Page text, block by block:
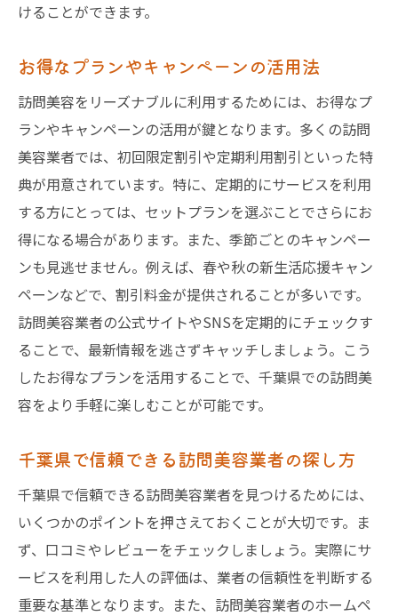
けることができます。
お得なプランやキャンペーンの活用法
訪問美容をリーズナブルに利用するためには、お得なプ
ランやキャンペーンの活用が鍵となります。多くの訪問
美容業者では、初回限定割引や定期利用割引といった特
典が用意されています。特に、定期的にサービスを利用
する方にとっては、セットプランを選ぶことでさらにお
得になる場合があります。また、季節ごとのキャンペー
ンも見逃せません。例えば、春や秋の新生活応援キャン
ペーンなどで、割引料金が提供されることが多いです。
訪問美容業者の公式サイトやSNSを定期的にチェックす
ることで、最新情報を逃さずキャッチしましょう。こう
したお得なプランを活用することで、千葉県での訪問美
容をより手軽に楽しむことが可能です。
千葉県で信頼できる訪問美容業者の探し方
千葉県で信頼できる訪問美容業者を見つけるためには、
いくつかのポイントを押さえておくことが大切です。ま
ず、口コミやレビューをチェックしましょう。実際にサ
ービスを利用した人の評価は、業者の信頼性を判断する
重要な基準となります。また、訪問美容業者のホームペ